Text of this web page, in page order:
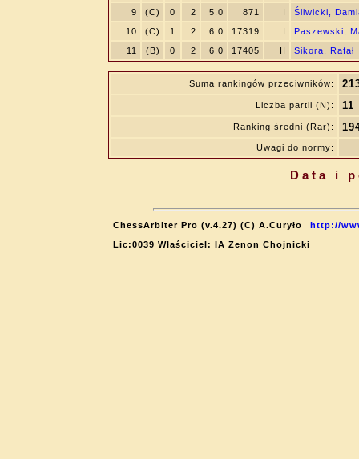
9
(C) 0 2 5.0 871 I
Śliwicki,
10
(C) 1 2 6.0 17319 I
Paszewski,
11
(B) 0 2 6.0 17405 II Sikora, Rafał
Suma rankingów przeciwników:
Liczba partii (N): 11
Ranking średni (Rar):
Uwagi do normy:
Data i
ChessArbiter Pro (v.4.27) (C) A.Curyło
http://
Lic:0039 Właściciel: IA Zenon Chojnicki